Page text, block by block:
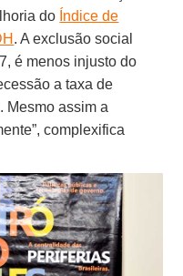
do Índice de
. A exclusão social
é menos injusto do
a taxa de
Mesmo assim a
complexifica